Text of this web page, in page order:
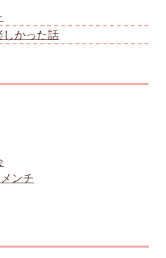
しかった話
ンチ